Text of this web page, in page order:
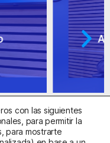
con las siguientes
para permitir la
para mostrarte